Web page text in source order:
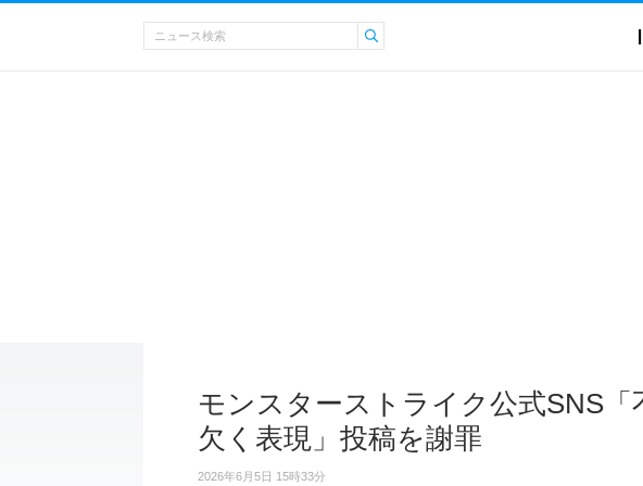
モンスターストライク公式SNS「
欠く表現」投稿を謝罪
2026年6月5日 15時33分